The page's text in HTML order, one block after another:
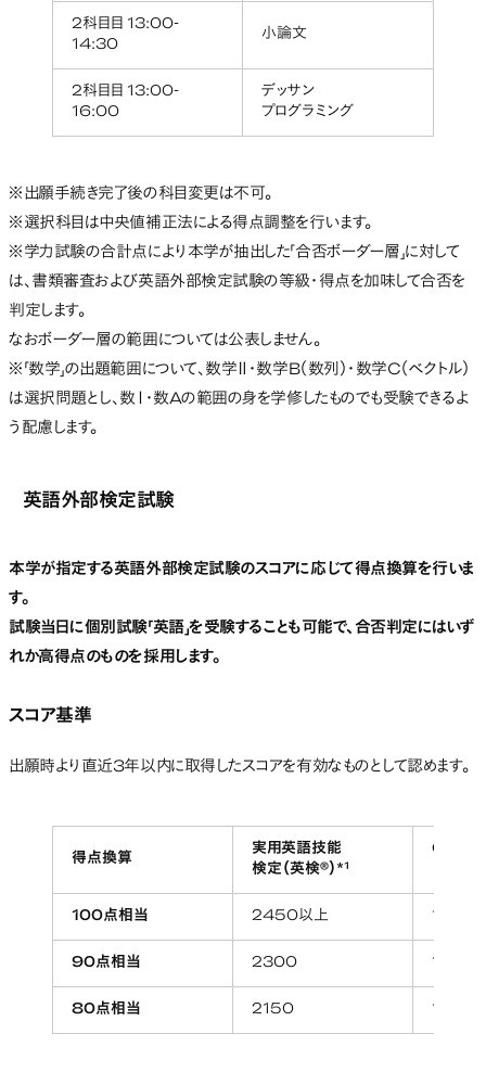
2科目目 13:00-
14:30
小論文
2科目目 13:00-
16:00
デッサン
プログラミング
※出願手続き完了後の科目変更は不可。
※選択科目は中央値補正法による得点調整を行います。
※学力試験の合計点により本学が抽出した「合否ボーダー層」に対して
は、書類審査および英語外部検定試験の等級・得点を加味して合否を
判定します。
なおボーダー層の範囲については公表しません。
※「数学」の出題範囲について、数学Ⅱ・数学B（数列）・数学C（ベクトル）
は選択問題とし、数Ⅰ・数Aの範囲の身を学修したものでも受験できるよ
う配慮します。
英語外部検定試験
本学が指定する英語外部検定試験のスコアに応じて得点換算を行いま
す。
試験当日に個別試験「英語」を受験することも可能で、合否判定にはいず
れか高得点のものを採用します。
スコア基準
出願時より直近3年以内に取得したスコアを有効なものとして認めます。
得点換算
実用英語技能
検定（英検®）*¹
GTEC
100点相当 2450以上 1270
90点相当 2300 1180
80点相当 2150 1050